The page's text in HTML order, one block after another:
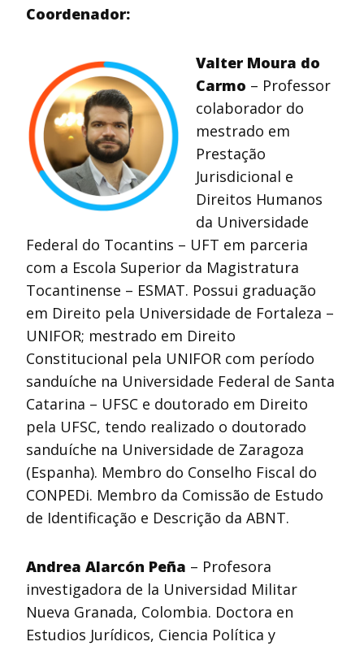
Coordenador:
Valter Moura do
Carmo – Professor
colaborador do
mestrado em
Prestação
Jurisdicional e
Direitos Humanos
da Universidade
Federal do Tocantins – UFT em parceria
com a Escola Superior da Magistratura
Tocantinense – ESMAT. Possui graduação
em Direito pela Universidade de Fortaleza –
UNIFOR; mestrado em Direito
Constitucional pela UNIFOR com período
sanduíche na Universidade Federal de Santa
Catarina – UFSC e doutorado em Direito
pela UFSC, tendo realizado o doutorado
sanduíche na Universidade de Zaragoza
(Espanha). Membro do Conselho Fiscal do
CONPEDi. Membro da Comissão de Estudo
de Identificação e Descrição da ABNT.
Andrea Alarcón Peña – Profesora
investigadora de la Universidad Militar
Nueva Granada, Colombia. Doctora en
Estudios Jurídicos, Ciencia Política y